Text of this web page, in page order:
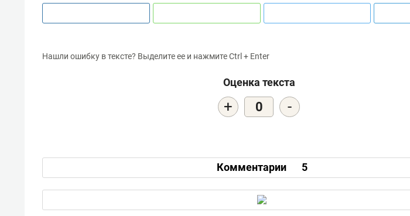
Нашли ошибку в тексте? Выделите ее и нажмите Ctrl + Enter
Оценка текста
+ 0 -
Комментарии 5